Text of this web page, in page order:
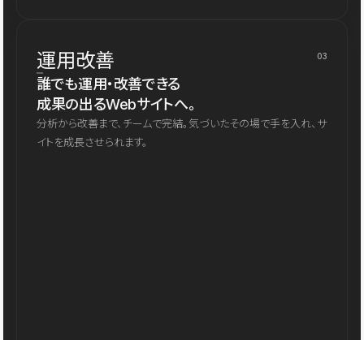
運用改善 03
誰でも運用・改善できる
成果の出るWebサイトへ。
分析から改善まで、チームで完結。気づいたその場で手を入れ、サ
イトを成長させられます。